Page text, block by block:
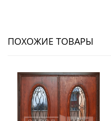
ПОХОЖИЕ ТОВАРЫ